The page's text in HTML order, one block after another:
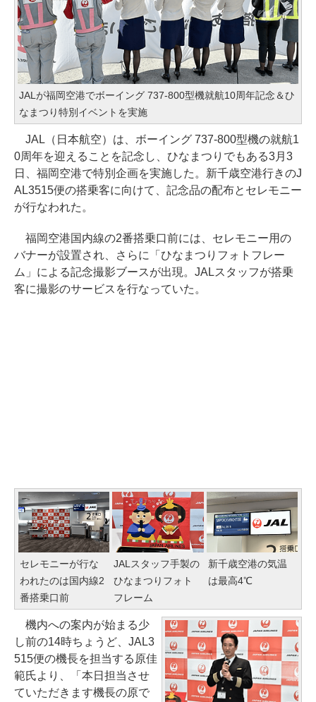
JALが福岡空港でボーイング 737-800型機就航10周年記念＆ひ
なまつり特別イベントを実施
JAL（日本航空）は、ボーイング 737-800型機の就航1
0周年を迎えることを記念し、ひなまつりでもある3月3
日、福岡空港で特別企画を実施した。新千歳空港行きのJ
AL3515便の搭乗客に向けて、記念品の配布とセレモニー
が行なわれた。
福岡空港国内線の2番搭乗口前には、セレモニー用の
バナーが設置され、さらに「ひなまつりフォトフレー
ム」による記念撮影ブースが出現。JALスタッフが搭乗
客に撮影のサービスを行なっていた。
セレモニーが行な
われたのは国内線2
番搭乗口前
JALスタッフ手製の
ひなまつりフォト
フレーム
新千歳空港の気温
は最高4℃
機内への案内が始まる少
し前の14時ちょうど、JAL3
515便の機長を担当する原佳
範氏より、「本日担当させ
ていただきます機長の原で